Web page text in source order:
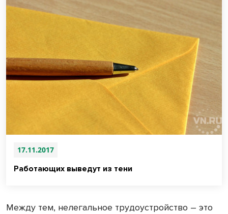
17.11.2017
Работающих выведут из тени
Между тем, нелегальное трудоустройство – это